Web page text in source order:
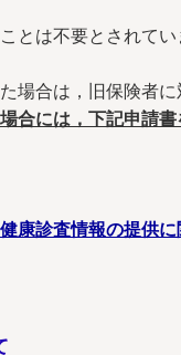
とは不要とされてい
場合は，旧保険者
合には，下記申請
康診査情報の提供